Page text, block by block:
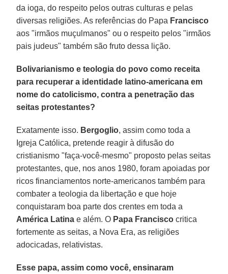
da ioga, do respeito pelos outras culturas e pelas
diversas religiões. As referências do Papa Francisco
aos "irmãos muçulmanos" ou o respeito pelos "irmãos
pais judeus" também são fruto dessa lição.
Bolivarianismo e teologia do povo como receita
para recuperar a identidade latino-americana em
nome do catolicismo, contra a penetração das
seitas protestantes?
Exatamente isso. Bergoglio, assim como toda a
Igreja Católica, pretende reagir à difusão do
cristianismo "faça-você-mesmo" proposto pelas seitas
protestantes, que, nos anos 1980, foram apoiadas por
ricos financiamentos norte-americanos também para
combater a teologia da libertação e que hoje
conquistaram boa parte dos crentes em toda a
América Latina e além. O Papa Francisco critica
fortemente as seitas, a Nova Era, as religiões
adocicadas, relativistas.
Esse papa, assim como você, ensinaram